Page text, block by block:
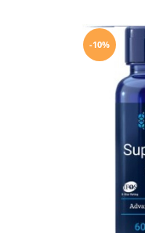
-10%